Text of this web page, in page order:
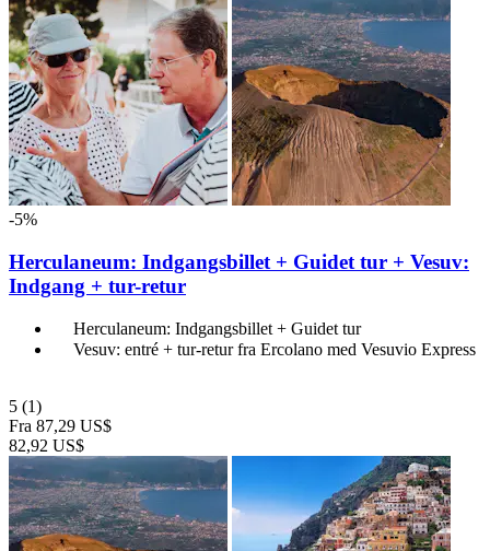
-5%
Herculaneum: Indgangsbillet + Guidet tur + Vesuv:
Indgang + tur-retur
Herculaneum: Indgangsbillet + Guidet tur
Vesuv: entré + tur-retur fra Ercolano med Vesuvio Express
5 (1)
Fra 87,29 US$
82,92 US$